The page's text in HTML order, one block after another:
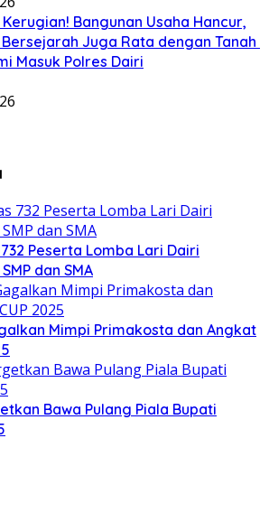
Bangunan Usaha Hancur,
Bersejarah Juga Rata dengan Tanah
Masuk Polres Dairi
Peserta Lomba Lari Dairi
dan SMA
Mimpi Primakosta dan Angkat
Bawa Pulang Piala Bupati